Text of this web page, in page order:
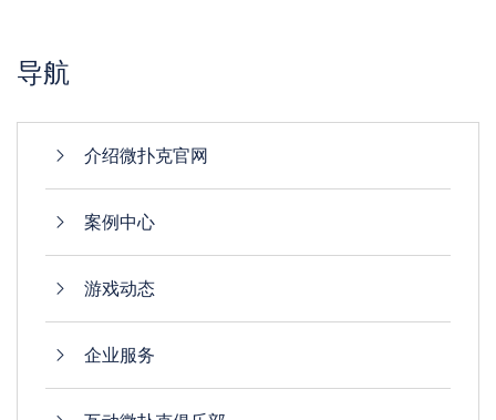
导航
介绍微扑克官网
案例中心
游戏动态
企业服务